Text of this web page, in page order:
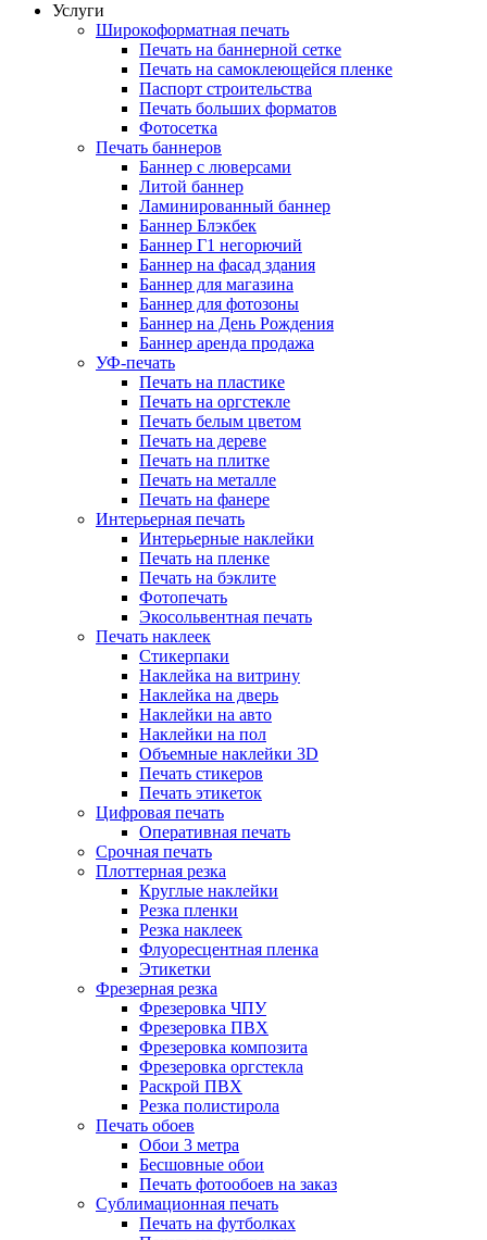
Услуги
Широкоформатная печать
Печать на баннерной сетке
Печать на самоклеющейся пленке
Паспорт строительства
Печать больших форматов
Фотосетка
Печать баннеров
Баннер с люверсами
Литой баннер
Ламинированный баннер
Баннер Блэкбек
Баннер Г1 негорючий
Баннер на фасад здания
Баннер для магазина
Баннер для фотозоны
Баннер на День Рождения
Баннер аренда продажа
УФ-печать
Печать на пластике
Печать на оргстекле
Печать белым цветом
Печать на дереве
Печать на плитке
Печать на металле
Печать на фанере
Интерьерная печать
Интерьерные наклейки
Печать на пленке
Печать на бэклите
Фотопечать
Экосольвентная печать
Печать наклеек
Стикерпаки
Наклейка на витрину
Наклейка на дверь
Наклейки на авто
Наклейки на пол
Объемные наклейки 3D
Печать стикеров
Печать этикеток
Цифровая печать
Оперативная печать
Срочная печать
Плоттерная резка
Круглые наклейки
Резка пленки
Резка наклеек
Флуоресцентная пленка
Этикетки
Фрезерная резка
Фрезеровка ЧПУ
Фрезеровка ПВХ
Фрезеровка композита
Фрезеровка оргстекла
Раскрой ПВХ
Резка полистирола
Печать обоев
Обои 3 метра
Бесшовные обои
Печать фотообоев на заказ
Сублимационная печать
Печать на футболках